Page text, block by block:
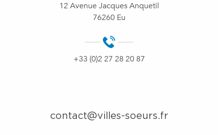
12 Avenue Jacques Anquetil
76260 Eu
+33 (0)2 27 28 20 87
contact@villes-soeurs.fr